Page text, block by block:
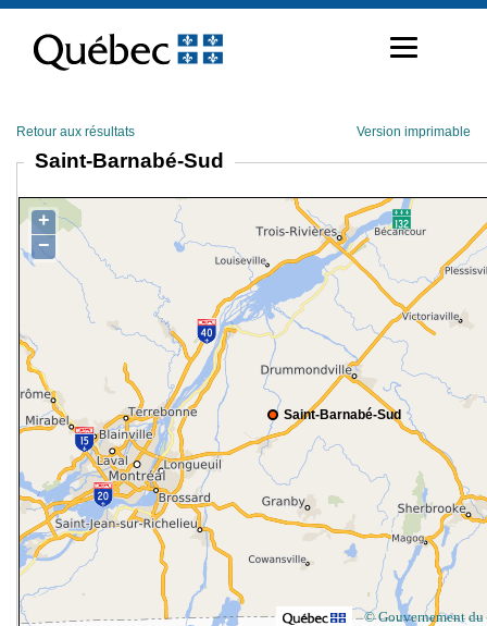
contenu
Retour aux résultats Version imprimable
Saint-Barnabé-Sud
Saint-Barnabé-Sud
+
−
© Gouvernement du